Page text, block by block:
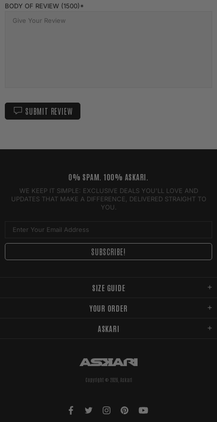
BODY OF REVIEW (1500)
SUBMIT REVIEW
SIZE GUIDE
YOUR ORDER
ASKARI
0% SPAM. 100% ASKARI.
WE KEEP IT SIMPLE: EXCLUSIVE DEALS YOU'LL LOVE AND
UPDATES THAT MAKE A DIFFERENCE, DELIVERED STRAIGHT TO
YOU.
Copyright © 2026, Askari